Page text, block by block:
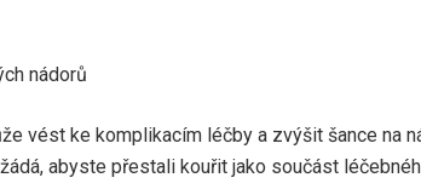
nádorů
vést ke komplikacím léčby a zvýšit šance na
abyste přestali kouřit jako součást